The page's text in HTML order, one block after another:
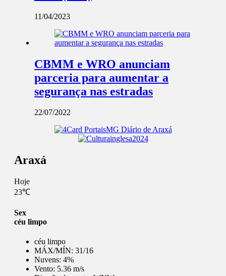
11/04/2023
CBMM e WRO anunciam
parceria para aumentar a
segurança nas estradas
22/07/2022
Araxá
Hoje
23℃
Sex
céu limpo
céu limpo
MÁX/MÍN: 31/16
Nuvens: 4%
Vento: 5.36 m/s